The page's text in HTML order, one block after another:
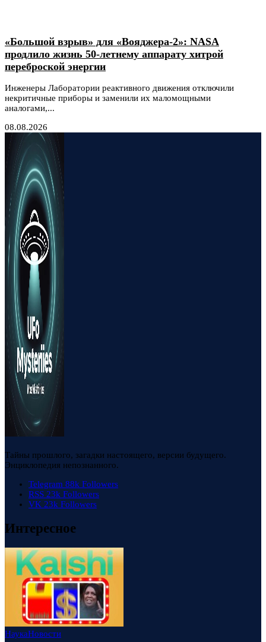
«Большой взрыв» для «Вояджера-2»: NASA
продлило жизнь 50-летнему аппарату хитрой
переброской энергии
Инженеры Лаборатории реактивного движения отключили
некритичные приборы и заменили их маломощными
аналогами,...
08.08.2026
Тайны прошлого, загадки настоящего, версии будущего.
Энциклопедия непознанного.
Telegram 88k Followers
RSS 23k Followers
VK 23k Followers
Интересное
НаукаНовости